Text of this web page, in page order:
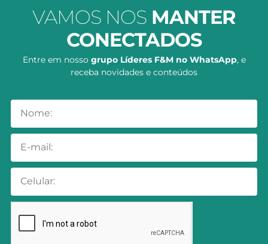
VAMOS NOS MANTER
CONECTADOS
Entre em nosso grupo Líderes F&M no WhatsApp, e
receba novidades e conteúdos